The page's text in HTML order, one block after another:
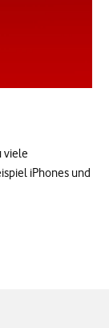
viele
iPhones und